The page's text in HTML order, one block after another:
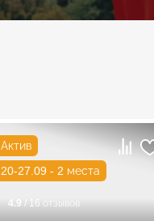
Актив
20-27.09 - 2 места
4.9 / 16 отзывов